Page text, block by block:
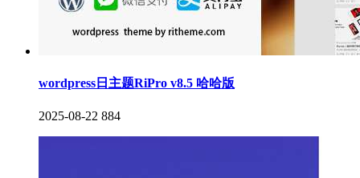
wordpress日主题RiPro v8.5 哈哈版
2025-08-22 884